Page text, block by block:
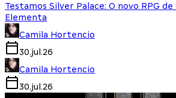
Testamos Silver Palace: O novo RPG
Elementa
Camila Hortencio
30.jul.26
Camila Hortencio
30.jul.26